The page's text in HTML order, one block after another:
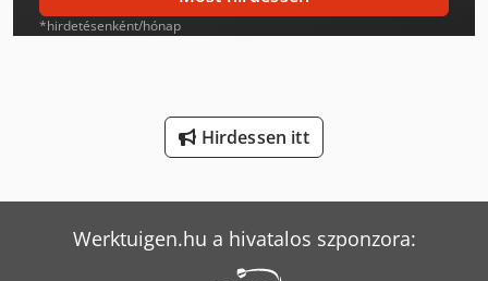
Man Tgm 12
Man Tgs 28
Mercedes-Benz V
*hirdetésenként/hónap
Hirdessen itt
Werktuigen.hu a hivatalos szponzora: